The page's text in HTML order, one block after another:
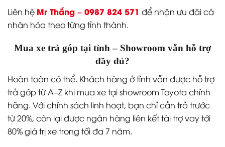
Liên hệ Mr Thắng – 0987 824 571 để nhận ưu đãi cá
nhân hóa theo từng tỉnh thành.
Mua xe trả góp tại tỉnh – Showroom vẫn hỗ trợ
đầy đủ?
Hoàn toàn có thể. Khách hàng ở tỉnh vẫn được hỗ trợ
trả góp từ A–Z khi mua xe tại showroom Toyota chính
hãng. Với chính sách linh hoạt, bạn chỉ cần trả trước
từ 20%, còn lại được ngân hàng liên kết tài trợ vay tới
80% giá trị xe trong tối đa 7 năm.